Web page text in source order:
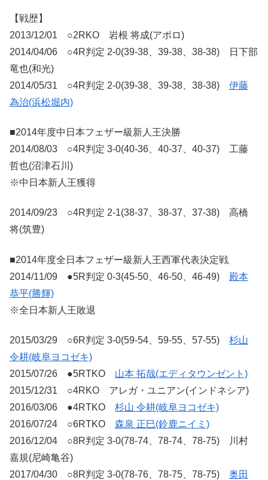
【戦歴】
2013/12/01 ○2RKO 岩根 将成(アポロ)
2014/04/06 ○4R判定 2-0(39-38、39-38、38-38) 日下部
竜也(和光)
2014/05/31 ○4R判定 2-0(39-38、39-38、38-38) 伊藤
為治(浜松堀内)
■2014年度中日本フェザー級新人王決勝
2014/08/03 ○4R判定 3-0(40-36、40-37、40-37) 工藤
哲也(沼津石川)
※中日本新人王獲得
2014/09/23 ○4R判定 2-1(38-37、38-37、37-38) 高橋
将(筑豊)
■2014年度全日本フェザー級新人王西軍代表決定戦
2014/11/09 ●5R判定 0-3(45-50、46-50、46-49) 殿本
恭平(勝輝)
※全日本新人王敗退
2015/03/29 ○6R判定 3-0(59-54、59-55、57-55) 杉山
令耕(岐阜ヨコゼキ)
2015/07/26 ●5RTKO 山本 拓哉(エディタウンゼント)
2015/12/31 ○4RKO アレガ・ユニアン(インドネシア)
2016/03/06 ●4RTKO 杉山 令耕(岐阜ヨコゼキ)
2016/07/24 ○6RTKO 森泉 正巳(鈴鹿ニイミ)
2016/12/04 ○8R判定 3-0(78-74、78-74、78-75) 川村
嘉規(尼崎亀谷)
2017/04/30 ○8R判定 3-0(78-76、78-75、78-75) 奥田